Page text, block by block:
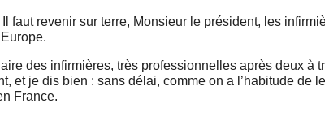
faut revenir sur terre, Monsieur le président, les
des infirmières, très professionnelles après deux à
et je dis bien : sans délai, comme on a l’habitude de
France.